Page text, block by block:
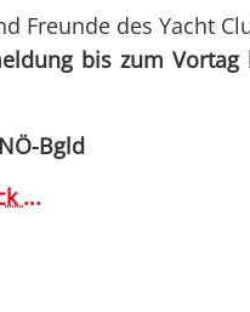
Freunde des Yacht
bis zum Vortag
Bgld
...